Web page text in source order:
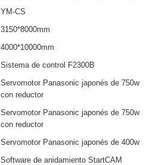
YM-CS
3150*8000mm
4000*10000mm
Sistema de control F2300B
Servomotor Panasonic japonés de 750w
con reductor
Servomotor Panasonic japonés de 750w
con reductor
Servomotor Panasonic japonés de 400w
Software de anidamiento StartCAM